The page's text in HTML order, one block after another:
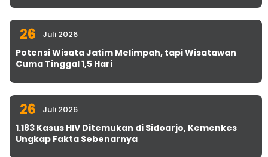
26 Juli 2026
Potensi Wisata Jatim Melimpah, tapi Wisatawan
Cuma Tinggal 1,5 Hari
26 Juli 2026
1.183 Kasus HIV Ditemukan di Sidoarjo, Kemenkes
Ungkap Fakta Sebenarnya